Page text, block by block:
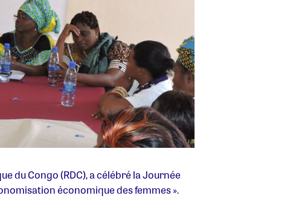
du Congo (RDC), a célébré la Journée
économique des femmes ».